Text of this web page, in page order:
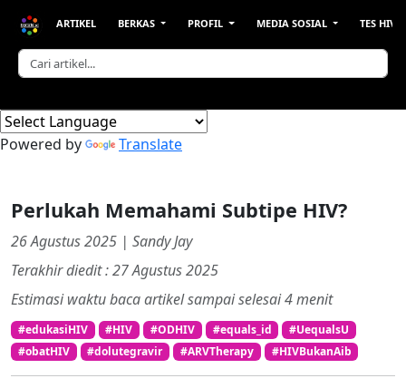
ARTIKEL BERKAS PROFIL MEDIA SOSIAL TES HIV
Powered by Translate
Perlukah Memahami Subtipe HIV?
26 Agustus 2025 | Sandy Jay
Terakhir diedit : 27 Agustus 2025
Estimasi waktu baca artikel sampai selesai4menit
#edukasiHIV #HIV #ODHIV #equals_id
#UequalsU
#obatHIV
#dolutegravir #ARVTherapy #HIVBukanAib